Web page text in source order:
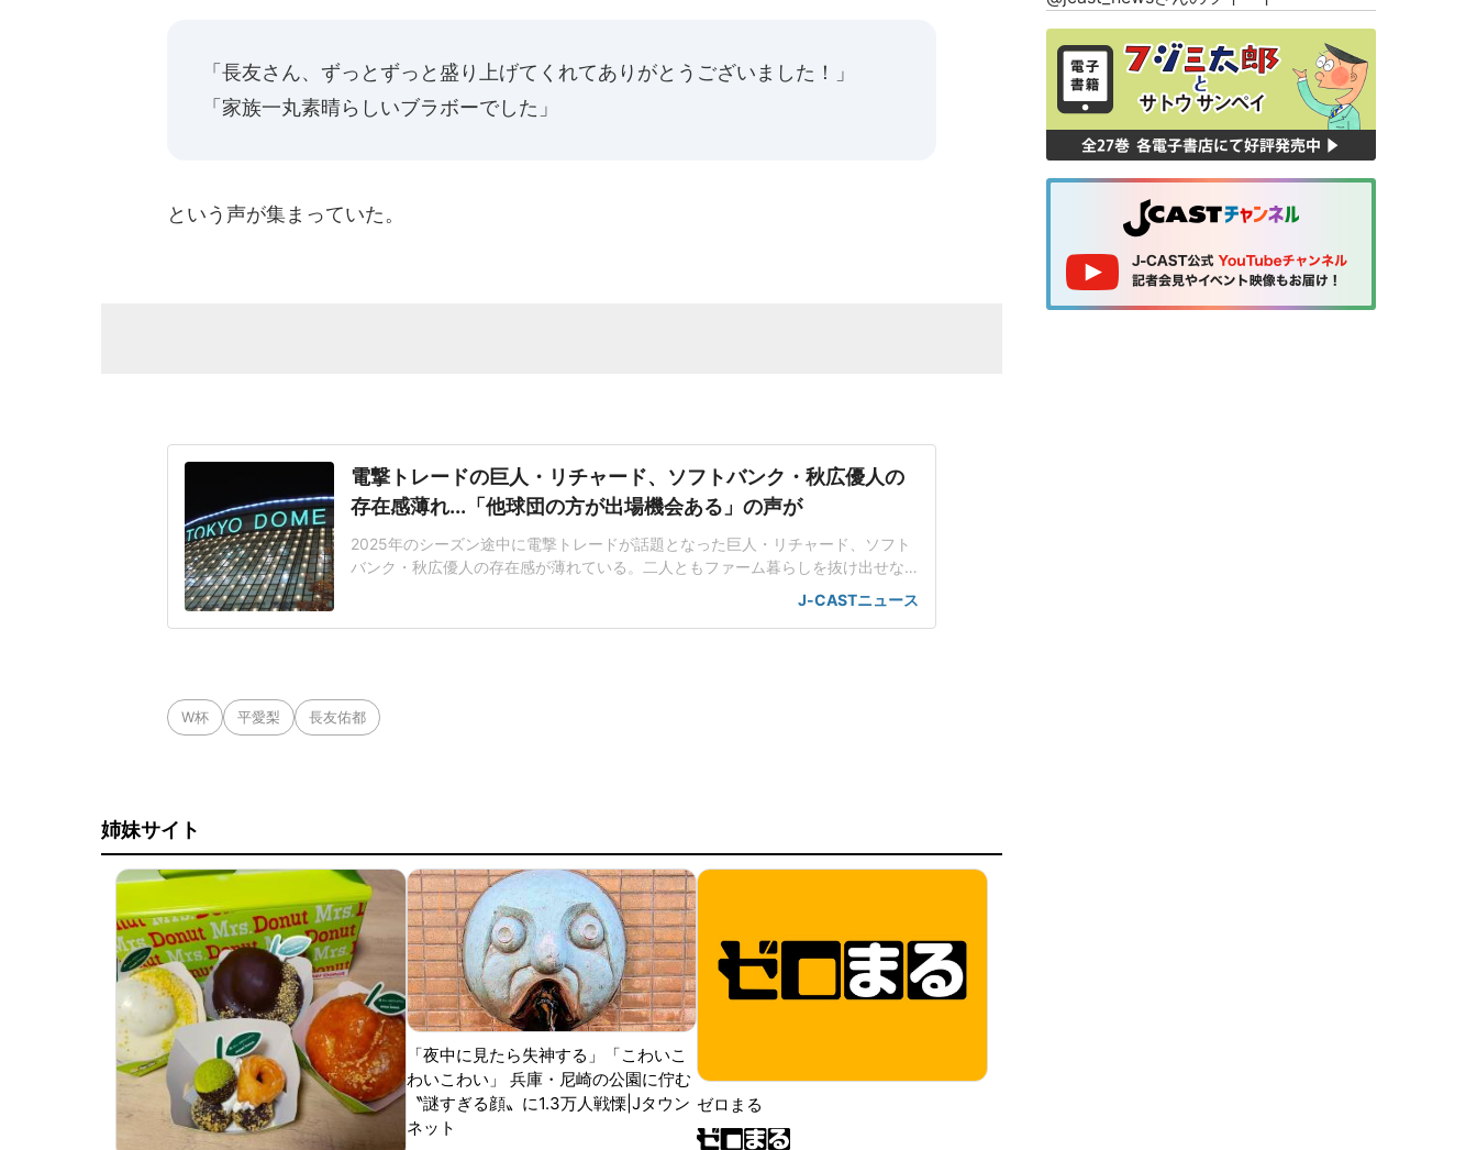
「長友さん、ずっとずっと盛り上げてくれてありがとうございました！」
「家族一丸素晴らしいブラボーでした」
という声が集まっていた。
電撃トレードの巨人・リチャード、ソフトバンク・秋広優人の
存在感薄れ...「他球団の方が出場機会ある」の声が
2025年のシーズン途中に電撃トレードが話題となった巨人・リチャード、ソフト
バンク・秋広優人の存在感が薄れている。二人ともファーム暮らしを抜け出せな
いリチャードはソフトバンク在籍時にウエスタン・リーグで5年連続本塁打王に輝
いた長打力を評価され、秋広優人、大江竜聖と2対1のトレードで25年5月に巨人に
J-CASTニュース
W杯 平愛梨 長友佑都
姉妹サイト
「夜中に見たら失神する」「こわいこ
わいこわい」 兵庫・尼崎の公園に佇む
〝謎すぎる顔〟に1.3万人戦慄|Jタウン
ネット
ゼロまる